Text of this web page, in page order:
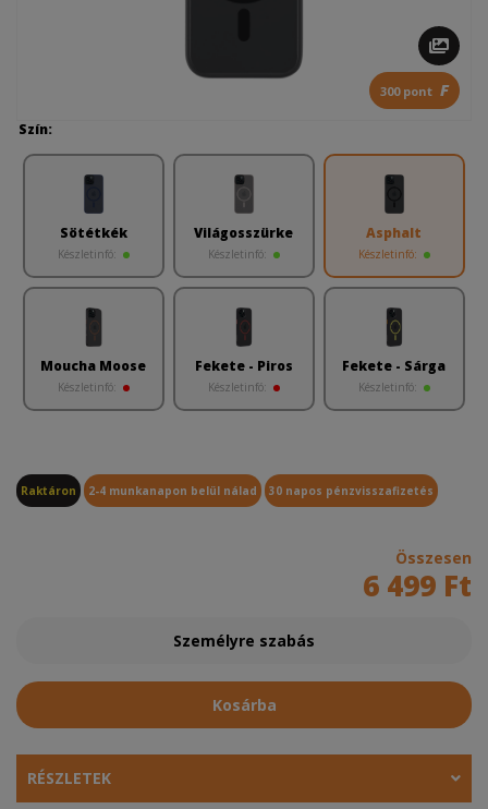
300 pont F
Szín:
Sötétkék
Készletinfó:
Világosszürke
Készletinfó:
Asphalt
Készletinfó:
Moucha Moose
Készletinfó:
Fekete - Piros
Készletinfó:
Fekete - Sárga
Készletinfó:
Raktáron 2-4 munkanapon belül nálad 30 napos pénzvisszafizetés
Összesen
6 499 Ft
Személyre szabás
Kosárba
RÉSZLETEK